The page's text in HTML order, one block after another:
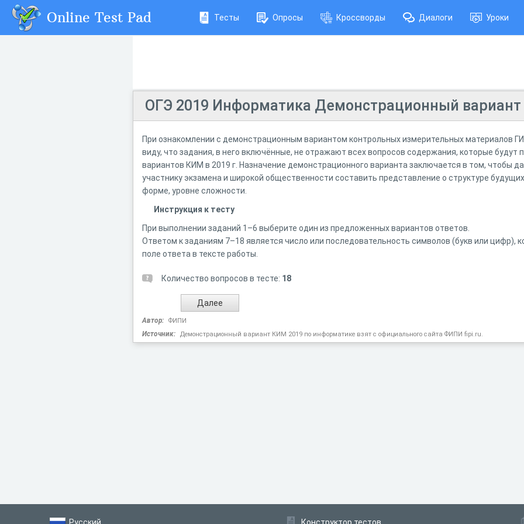
Online Test Pad Тесты Опросы Кроссворды Диалоги Уроки
ОГЭ 2019 Информатика Демонстрационный вариант
При ознакомлении с демонстрационным вариантом контрольных измерительных материалов
виду, что задания, в него включённые, не отражают всех вопросов содержания, которые
вариантов КИМ в 2019 г. Назначение демонстрационного варианта заключается в том, чтобы
участнику экзамена и широкой общественности составить представление о структуре
форме, уровне сложности.
Инструкция к тесту
При выполнении заданий 1–6 выберите один из предложенных вариантов ответов.
Ответом к заданиям 7–18 является число или последовательность символов (букв или цифр),
поле ответа в тексте работы.
Количество вопросов в тесте: 18
Автор: ФИПИ
Источник: Демонстрационный вариант КИМ 2019 по информатике взят с официального сайта ФИПИ fipi.ru.